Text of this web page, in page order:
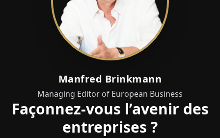
Manfred Brinkmann
Managing Editor of European Business
Façonnez-vous l’avenir des
entreprises ?